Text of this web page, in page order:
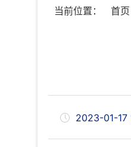
当前位置： 首页
2023-01-17